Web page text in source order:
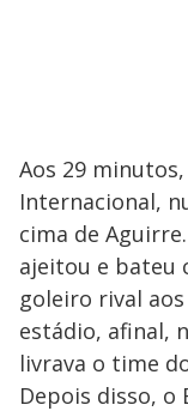
Aos 29
Internacional,
cima de
ajeitou e bateu
goleiro rival
estádio, afinal,
livrava o time
Depois disso,